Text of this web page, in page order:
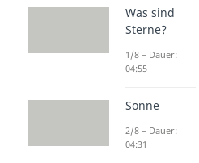
zur
(01:21)
Die wohl
Was sind
Sterne?
1/8 – Dauer:
04:55
Sonne
2/8 – Dauer:
04:31